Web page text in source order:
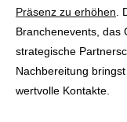
Präsenz zu erhöhen.
Branchenevents, das
strategische
Nachbereitung
wertvolle Kontakte.